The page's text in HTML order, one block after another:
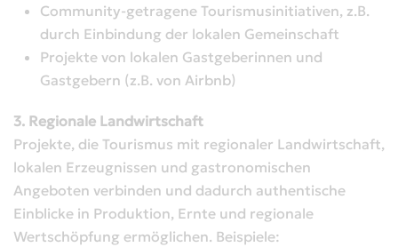
Community-getragene Tourismusinitiativen, z.B.
durch Einbindung der lokalen Gemeinschaft
Projekte von lokalen Gastgeberinnen und
Gastgebern (z.B. von Airbnb)
3. Regionale Landwirtschaft
Projekte, die Tourismus mit regionaler Landwirtschaft,
lokalen Erzeugnissen und gastronomischen
Angeboten verbinden und dadurch authentische
Einblicke in Produktion, Ernte und regionale
Wertschöpfung ermöglichen. Beispiele: